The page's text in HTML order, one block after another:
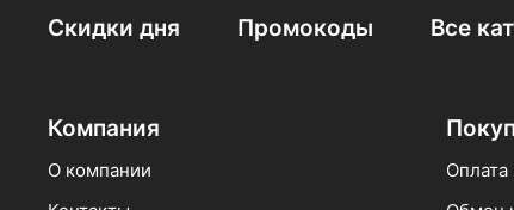
Скидки дня
Промокоды Все
Компания
О компании
Оплата